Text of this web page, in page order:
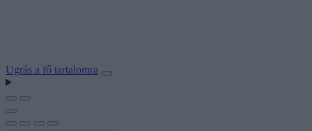
Ugrás a fő tartalomra